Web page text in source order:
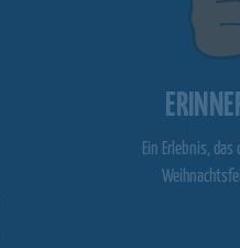
Ein Erlebnis,